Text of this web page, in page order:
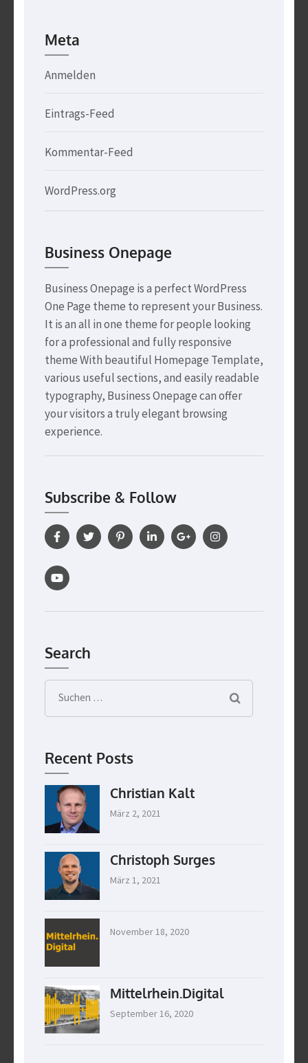
Meta
Anmelden
Eintrags-Feed
Kommentar-Feed
WordPress.org
Business Onepage
Business Onepage is a perfect WordPress
One Page theme to represent your Business.
It is an all in one theme for people looking
for a professional and fully responsive
theme With beautiful Homepage Template,
various useful sections, and easily readable
typography, Business Onepage can offer
your visitors a truly elegant browsing
experience.
Subscribe & Follow
Search
Suchen
nach:
Recent Posts
Christian Kalt
März 2, 2021
Christoph Surges
März 1, 2021
November 18, 2020
Mittelrhein.Digital
September 16, 2020